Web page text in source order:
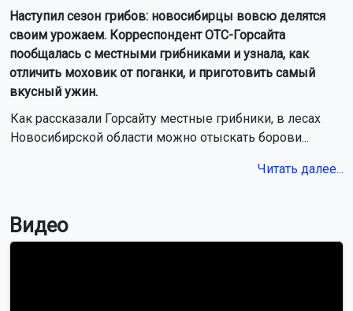
Наступил сезон грибов: новосибирцы вовсю делятся
своим урожаем. Корреспондент ОТС-Горсайта
пообщалась с местными грибниками и узнала, как
отличить моховик от поганки, и приготовить самый
вкусный ужин.
Как рассказали Горсайту местные грибники, в лесах
Новосибирской области можно отыскать борови...
Читать далее...
Видео